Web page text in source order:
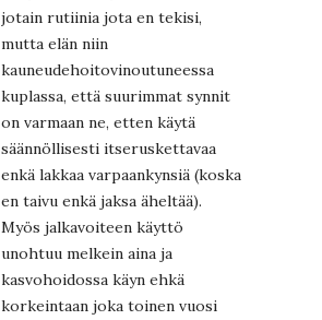
jotain rutiinia jota en tekisi,
mutta elän niin
kauneudehoitovinoutuneessa
kuplassa, että suurimmat synnit
on varmaan ne, etten käytä
säännöllisesti itseruskettavaa
enkä lakkaa varpaankynsiä (koska
en taivu enkä jaksa äheltää).
Myös jalkavoiteen käyttö
unohtuu melkein aina ja
kasvohoidossa käyn ehkä
korkeintaan joka toinen vuosi